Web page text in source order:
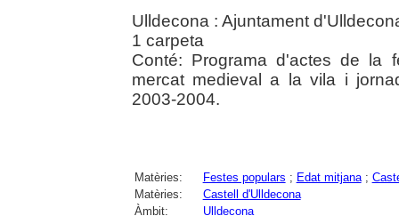
Ulldecona : Ajuntament
1 carpeta
Conté: Programa d'actes de la
mercat medieval a la vila i
2003-2004.
Matèries: Festes populars ; Edat mitjana;
Matèries:
Castell d'Ulldecona
Àmbit:
Ulldecona